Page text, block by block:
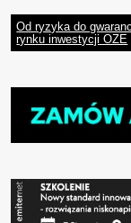
Od ryzyka do
rynku inwestycji OZE